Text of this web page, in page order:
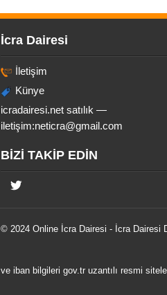
İcra Dairesi
İletişim
Künye
icradairesi.net satılık —
iletişim:neticra@gmail.com
BİZİ TAKİP EDİN
© 2024 Online İcra Dairesi - İcra Dairesi
ve iban bilgileri gov.tr uzantılı resmi